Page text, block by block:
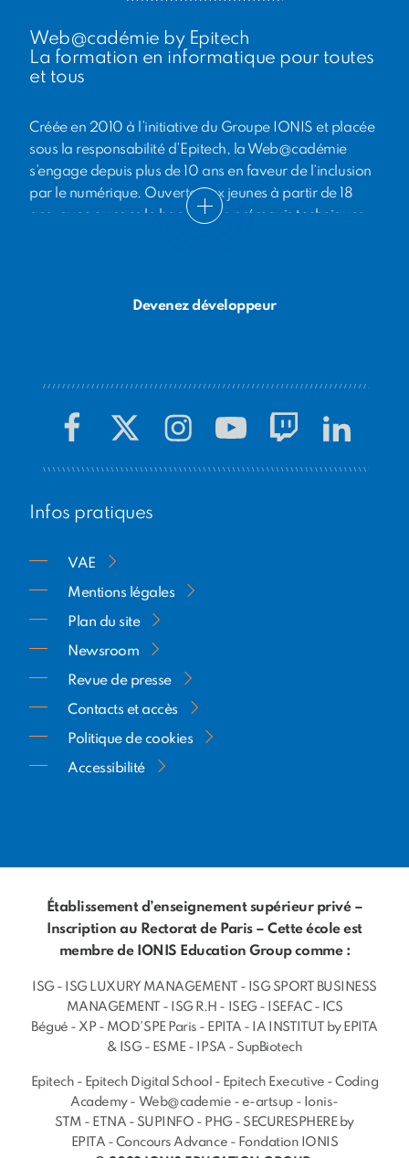
Web@cadémie by Epitech
La formation en informatique pour toutes
et tous
Créée en 2010 à l’initiative du Groupe IONIS et placée
sous la responsabilité d’Epitech, la Web@cadémie
s’engage depuis plus de 10 ans en faveur de l’inclusion
par le numérique. Ouverte aux jeunes à partir de 18
ans, avec ou sans le bac et sans prérequis techniques,
Epitech et ses partenaires institutionnels et entreprises.
Devenez développeur
Infos pratiques
VAE
Mentions légales
Plan du site
Newsroom
Revue de presse
Contacts et accès
Politique de cookies
Accessibilité
Établissement d’enseignement supérieur privé –
Inscription au Rectorat de Paris – Cette école est
membre de IONIS Education Group comme :
ISG- ISG LUXURY MANAGEMENT - ISG SPORT BUSINESS
MANAGEMENT - ISG R.H - ISEG- ISEFAC- ICS
Bégué - XP- MOD’SPE Paris - EPITA -
IA INSTITUT by EPITA
& ISG- ESME - IPSA - SupBiotech
Epitech - Epitech Digital School - Epitech Executive -Coding
Academy- Web@cademie - e-artsup- Ionis-
STM - ETNA - SUPINFO - PHG- SECURESPHERE by
EPITA - Concours Advance - Fondation IONIS